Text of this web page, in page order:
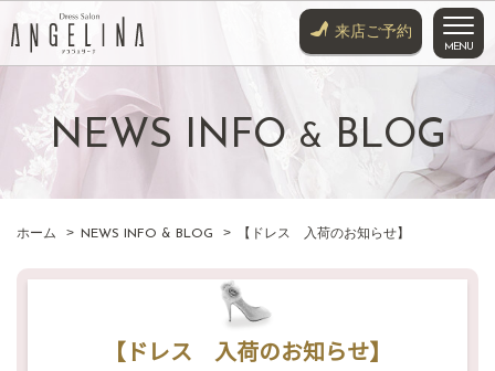
来店ご予約
NEWS INFO & BLOG
ホーム NEWS INFO & BLOG 【ドレス 入荷のお知らせ】
【ドレス 入荷のお知らせ】
HOME